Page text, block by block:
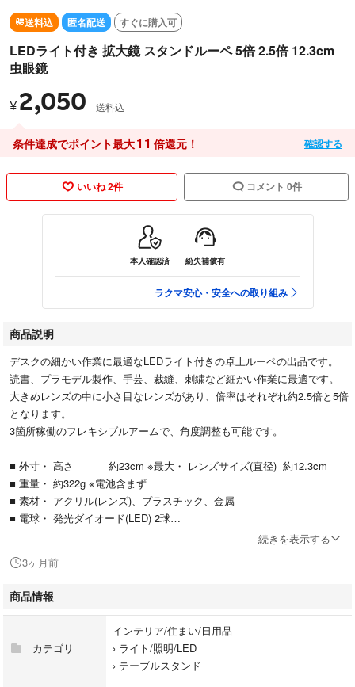
送料込 匿名配送 すぐに購入可
LEDライト付き 拡大鏡 スタンドルーペ 5倍 2.5倍 12.3cm
虫眼鏡
¥ 2,050 送料込
条件達成でポイント最大11 倍還元！ 確認する
いいね 2件 コメント 0件
本人確認済 紛失補償有
ラクマ安心・安全への取り組み
商品説明
デスクの細かい作業に最適なLEDライト付きの卓上ルーペの出品です。
読書、プラモデル製作、手芸、裁縫、刺繍など細かい作業に最適です。
大きめレンズの中に小さ目なレンズがあり、倍率はそれぞれ約2.5倍と5倍
となります。
3箇所稼働のフレキシブルアームで、角度調整も可能です。
■ 外寸・ 高さ 約23cm ※最大・ レンズサイズ(直径) 約12.3cm
■ 重量・ 約322g ※電池含まず
■ 素材・ アクリル(レンズ)、プラスチック、金属
■ 電球・ 発光ダイオード(LED) 2球
■ 使用電池・ 単4電池×3本 ※電池は添付しておりません。続きを表示する
3ヶ月前
商品情報
カテゴリ
インテリア/住まい/日用品
› ライト/照明/LED
› テーブルスタンド